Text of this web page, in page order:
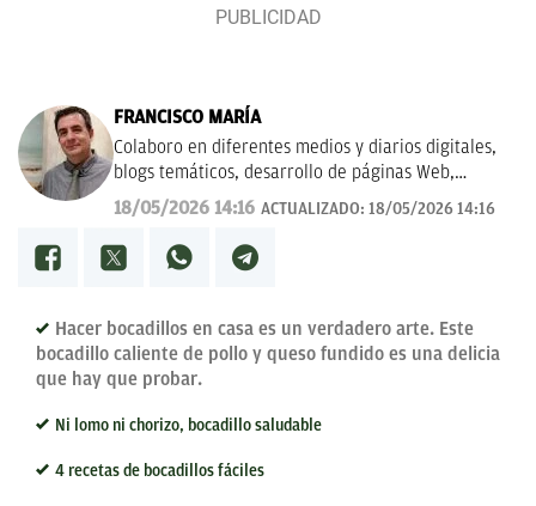
FRANCISCO MARÍA
Colaboro en diferentes medios y diarios digitales,
blogs temáticos, desarrollo de páginas Web,
redacción de guías y manuales didácticos, textos
promocionales, campañas publicitarias y de
marketing, artículos de opinión, relatos y guiones,
y proyectos empresariales de todo tipo que
bien documentado y revisado, así como a la
curación y depuración de textos. Estoy en
permanente crecimiento personal y profesional, y
18/05/2026 14:16 ACTUALIZADO: 18/05/2026 14:16
Hacer bocadillos en casa es un verdadero arte. Este
bocadillo caliente de pollo y queso fundido es una delicia
que hay que probar.
Ni lomo ni chorizo, bocadillo saludable
4 recetas de bocadillos fáciles